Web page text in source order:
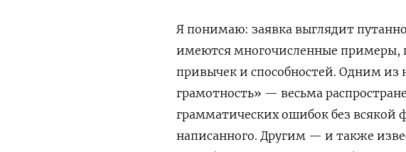
Я понимаю: заявка выглядит
имеются многочисленные примеры,
привычек и способностей. Одним из
грамотность» — весьма
грамматических ошибок без всякой
написанного. Другим — и также